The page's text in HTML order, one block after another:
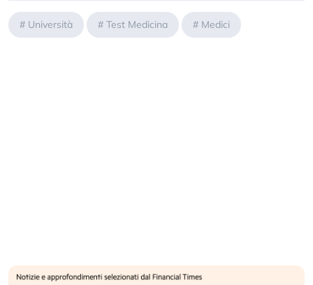
# Università # Test Medicina # Medici